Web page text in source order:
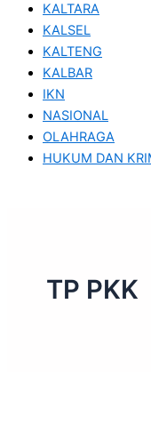
KALTARA
KALSEL
KALTENG
KALBAR
IKN
NASIONAL
OLAHRAGA
HUKUM DAN
TP PKK